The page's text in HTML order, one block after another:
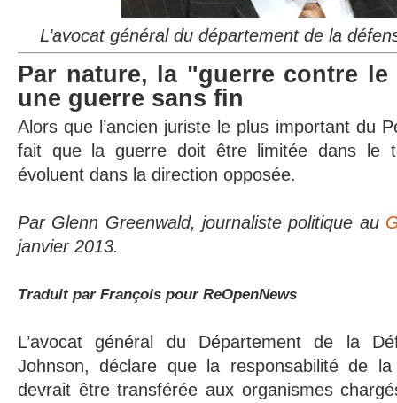
L’avocat général du département de la
Par nature, la "guerre contre
une guerre sans fin
Alors que l’ancien juriste le plus important du
fait que la guerre doit être limitée dans le
évoluent dans la direction opposée.
Par Glenn Greenwald, journaliste politique au
janvier 2013.
Traduit par François pour ReOpenNews
L’avocat général du Département de la
Johnson, déclare que la responsabilité de
devrait être transférée aux organismes